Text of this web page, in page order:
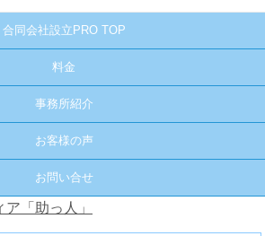
合同会社設立PRO TOP
料金
事務所紹介
お客様の声
お問い合せ
「助っ人」